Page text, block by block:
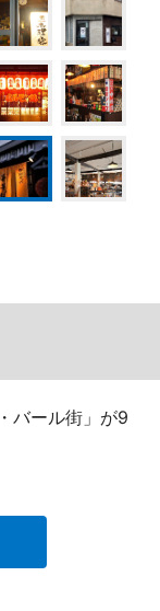
バール街」が9